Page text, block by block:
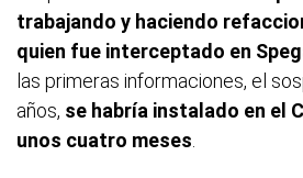
trabajando y haciendo
quien fue interceptado en
las primeras informaciones, el
años, se habría instalado en el
unos cuatro meses